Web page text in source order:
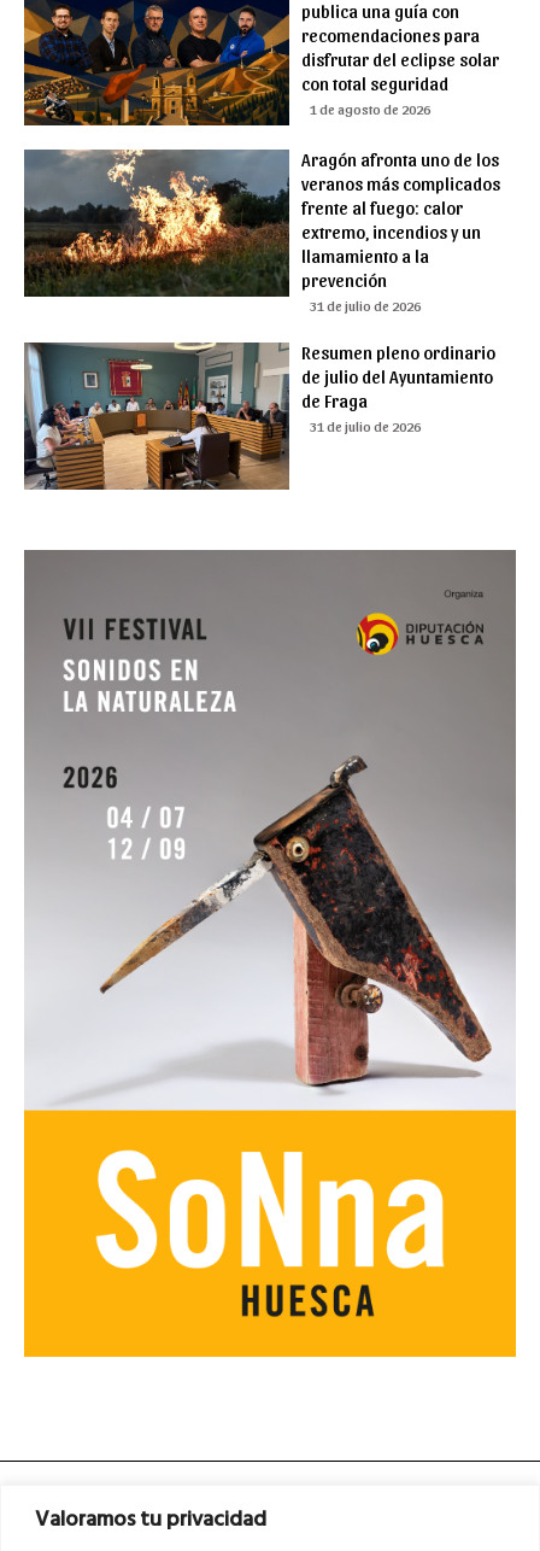
Valoramos tu privacidad
publica una guía con
recomendaciones para
disfrutar del eclipse solar
con total seguridad
1 de agosto de 2026
Aragón afronta uno de los
veranos más complicados
frente al fuego: calor
extremo, incendios y un
llamamiento a la
prevención
31 de julio de 2026
Resumen pleno ordinario
de julio del Ayuntamiento
de Fraga
31 de julio de 2026